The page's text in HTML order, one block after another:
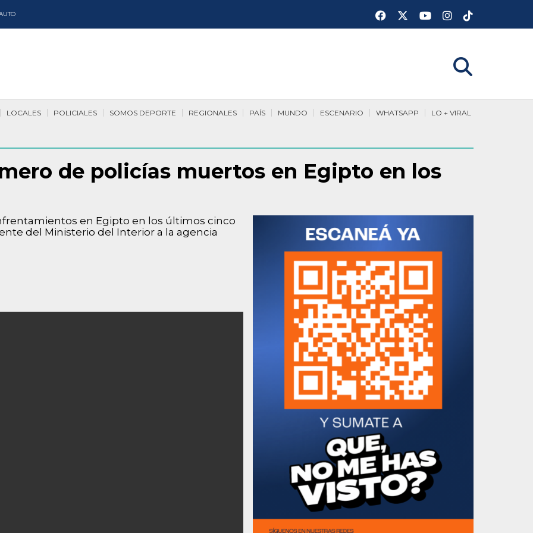
LO + VIRAL
WHATSAPP
ESCENARIO
MUNDO
PAÍS
REGIONALES
SOMOS DEPORTE
POLICIALES
LOCALES
de policías muertos en Egipto en los
en Egipto en los últimos cinco
del Ministerio del Interior a la agencia